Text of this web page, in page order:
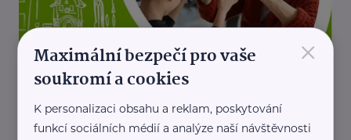
Mezi námi, o.p.s.
Kam v červnu s dětmi v Praze? Vyrazte na
procházku za kouzelnou mezigenerační výstavou
„STAVÍME MOSTY MEZI GENERACEMIi“
×
Maximální bezpečí pro vaše
soukromí a cookies
K personalizaci obsahu a reklam, poskytování
funkcí sociálních médií a analýze naší návštěvnosti